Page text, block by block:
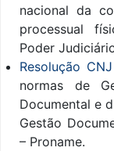
nacional da
processual
Poder
Resolução
normas de
Documental e
Gestão
– Proname.